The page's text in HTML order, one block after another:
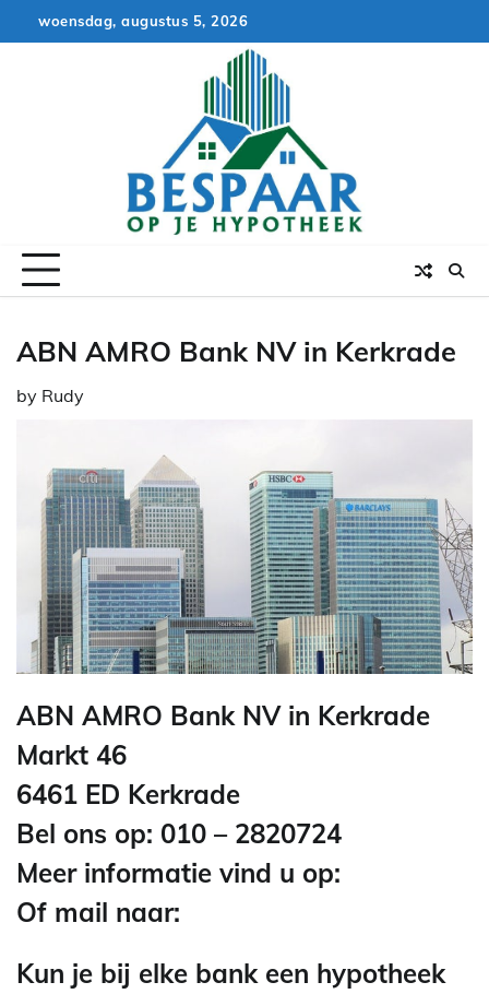
to
woensdag, augustus 5, 2026
ABN AMRO Bank NV in Kerkrade
by Rudy
ABN AMRO Bank NV in Kerkrade
Markt 46
6461 ED Kerkrade
Bel ons op: 010 – 2820724
Meer informatie vind u op:
Of mail naar:
Kun je bij elke bank een hypotheek